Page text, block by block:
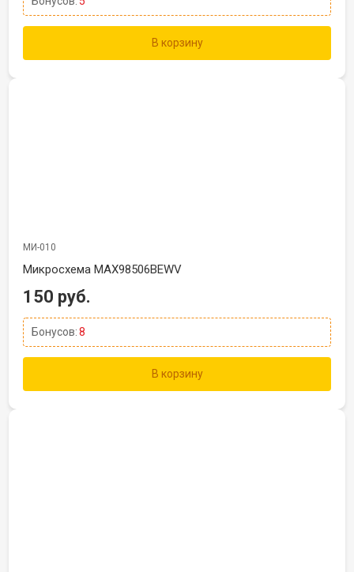
В корзину
МИ-010
Микросхема MAX98506BEWV
150 руб.
Бонусов:8
В корзину